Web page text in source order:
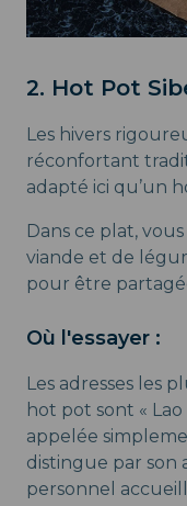
2. Hot Pot
Les hivers
réconfortant
adapté ici qu’un
Dans ce plat,
viande et de
pour être
Où l'essayer :
Les adresses les
hot pot sont «
appelée
distingue par son
personnel